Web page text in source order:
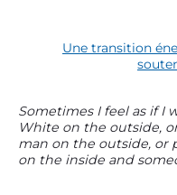
n
d
e
p
o
s
Une transition
P
r
i
m
Sometimes I feel as if I
White on the outside,
man on the outside, or
on the inside and